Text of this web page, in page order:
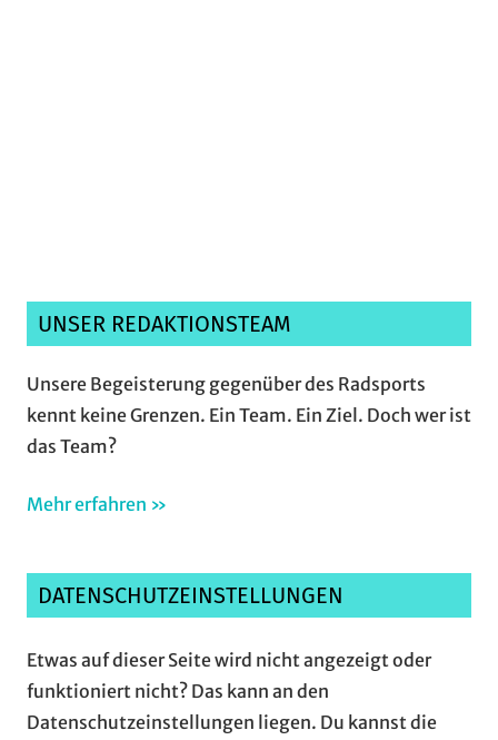
UNSER REDAKTIONSTEAM
Unsere Begeisterung gegenüber des Radsports
kennt keine Grenzen. Ein Team. Ein Ziel. Doch wer ist
das Team?
Mehr erfahren »
DATENSCHUTZEINSTELLUNGEN
Etwas auf dieser Seite wird nicht angezeigt oder
funktioniert nicht? Das kann an den
Datenschutzeinstellungen liegen. Du kannst die